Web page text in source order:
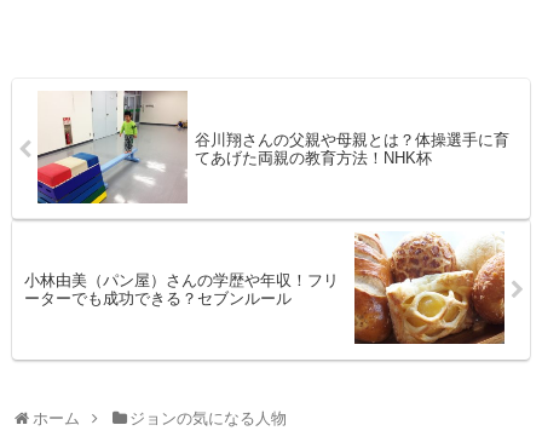
谷川翔さんの父親や母親とは？体操選手に育
てあげた両親の教育方法！NHK杯
小林由美（パン屋）さんの学歴や年収！フリ
ーターでも成功できる？セブンルール
ホーム ジョンの気になる人物